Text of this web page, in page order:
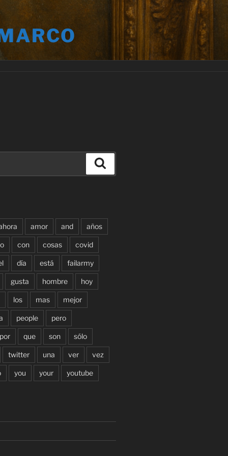
amor and años
con cosas covid
día está failarmy
gusta hombre hoy
los mas mejor
people pero
que son sólo
twitter una ver vez
you your youtube